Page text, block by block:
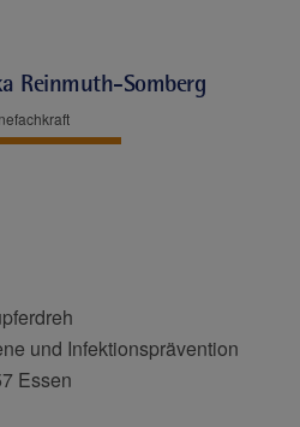
Reinmuth-Somberg
und Infektionsprävention
Essen